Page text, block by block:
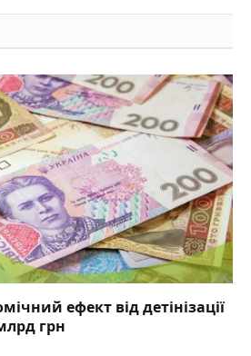
ефект від детінізації
грн